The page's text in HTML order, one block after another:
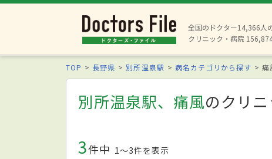
全国のドクター14,366人
クリニック・病院
TOP 長野県 別所温泉駅 病名カテゴリから探す 痛
別所温泉駅、痛風のクリ
3件中 1〜3件を表示